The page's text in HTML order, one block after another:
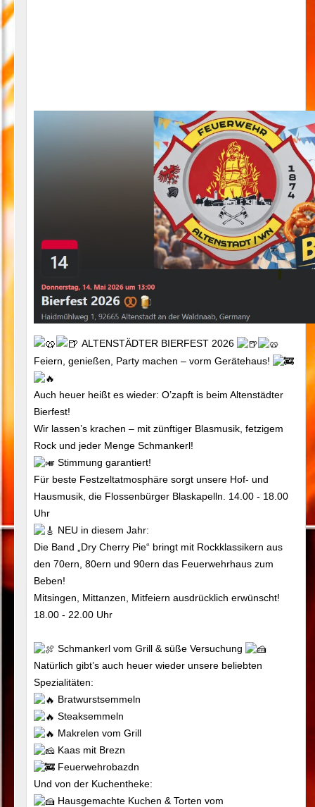
ALTENSTÄDTER BIERFEST 2026
Feiern, genießen, Party machen – vorm Gerätehaus!
Auch heuer heißt es wieder: O’zapft is beim Altenstädter
Bierfest!
Wir lassen’s krachen – mit zünftiger Blasmusik, fetzigem
Rock und jeder Menge Schmankerl!
Stimmung garantiert!
Für beste Festzeltatmosphäre sorgt unsere Hof- und
Hausmusik, die Flossenbürger Blaskapelln. 14.00 - 18.00
Uhr
NEU in diesem Jahr:
Die Band „Dry Cherry Pie“ bringt mit Rockklassikern aus
den 70ern, 80ern und 90ern das Feuerwehrhaus zum
Beben!
Mitsingen, Mittanzen, Mitfeiern ausdrücklich erwünscht!
18.00 - 22.00 Uhr
Schmankerl vom Grill & süße Versuchung
Natürlich gibt’s auch heuer wieder unsere beliebten
Spezialitäten:
Bratwurstsemmeln
Steaksemmeln
Makrelen vom Grill
Kaas mit Brezn
Feuerwehrobazdn
Und von der Kuchentheke:
Hausgemachte Kuchen & Torten vom